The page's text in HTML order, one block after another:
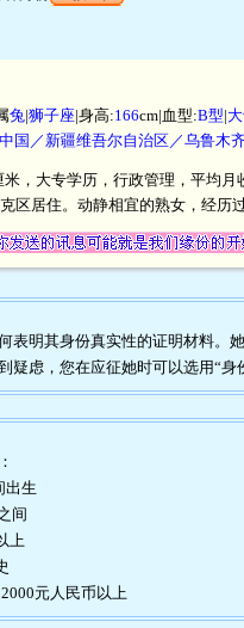
兔|狮子座|身高:166cm|血型:B型|
中国／新疆维吾尔自治区／乌鲁木
，大专学历，行政管理，平均
区居住。动静相宜的熟女，经
表明其身份真实性的证明材料。
疑虑，您在应征她时可以选用“身
出生
间
上
元人民币以上